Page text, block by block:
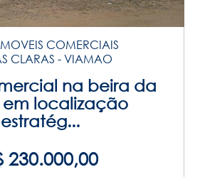
COMERCIAIS
CLARAS - VIAMAO
na beira da
em localização
estratég...
230.000,00